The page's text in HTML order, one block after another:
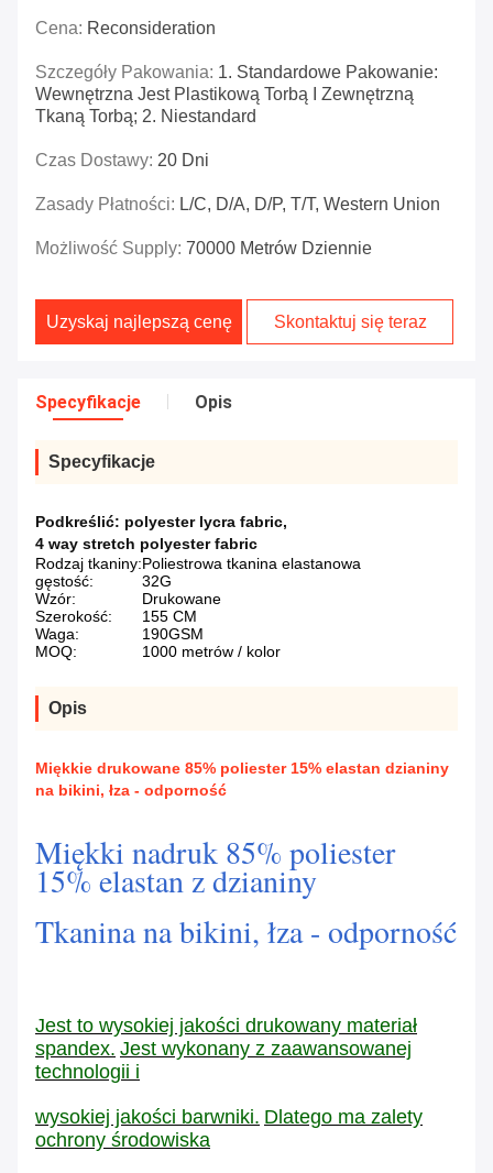
Cena: Reconsideration
Szczegóły Pakowania: 1. Standardowe Pakowanie:
Wewnętrzna Jest Plastikową Torbą I Zewnętrzną
Tkaną Torbą; 2. Niestandard
Czas Dostawy: 20 Dni
Zasady Płatności: L/C, D/A, D/P, T/T, Western Union
Możliwość Supply: 70000 Metrów Dziennie
Uzyskaj najlepszą cenę Skontaktuj się teraz
Specyfikacje Opis
Specyfikacje
Podkreślić: polyester lycra fabric,
4 way stretch polyester fabric
Rodzaj tkaniny:Poliestrowa tkanina elastanowa
gęstość:
32G
Wzór:
Drukowane
Szerokość:
155 CM
Waga:
190GSM
MOQ:
1000 metrów / kolor
Opis
Miękkie drukowane 85% poliester 15% elastan dzianiny
na bikini, łza - odporność
Miękki nadruk 85% poliester
15% elastan z dzianiny
Tkanina na bikini, łza - odporność
Jest to wysokiej jakości drukowany materiał
spandex. Jest wykonany z zaawansowanej
technologii i
wysokiej jakości barwniki. Dlatego ma zalety
ochrony środowiska